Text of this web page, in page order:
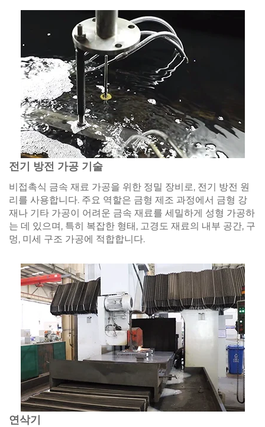
전기 방전 가공 기술
비접촉식 금속 재료 가공을 위한 정밀 장비로, 전기 방전 원
리를 사용합니다. 주요 역할은 금형 제조 과정에서 금형 강
재나 기타 가공이 어려운 금속 재료를 세밀하게 성형 가공하
는 데 있으며, 특히 복잡한 형태, 고경도 재료의 내부 공간, 구
멍, 미세 구조 가공에 적합합니다.
연삭기